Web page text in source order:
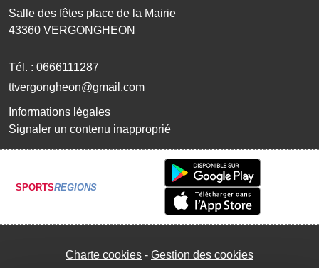
Salle des fêtes place de la Mairie
43360 VERGONGHEON
Tél. : 0666111287
ttvergongheon@gmail.com
Informations légales
Signaler un contenu inapproprié
SPORTSREGIONS
Charte cookies Gestion des cookies